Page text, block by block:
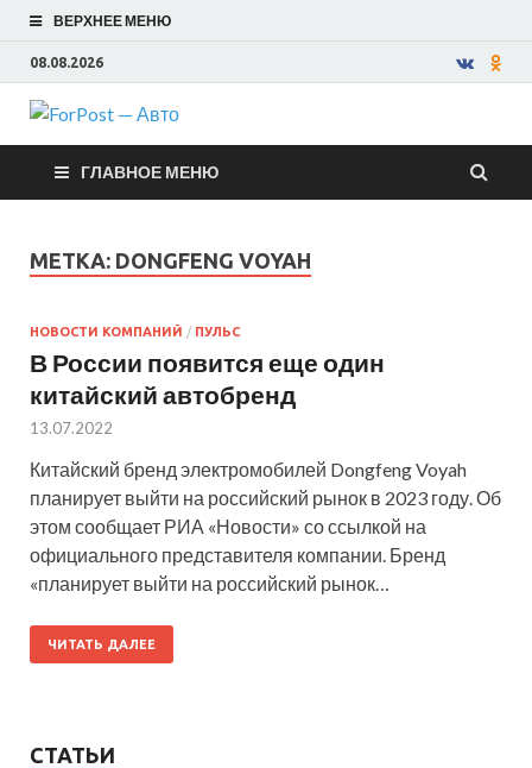
ВЕРХНЕЕ МЕНЮ
08.08.2026
ForPost —
Авто
ГЛАВНОЕ МЕНЮ
МЕТКА: DONGFENG VOYAH
НОВОСТИ КОМПАНИЙ / ПУЛЬС
В России появится еще один
китайский автобренд
13.07.2022
Китайский бренд электромобилей Dongfeng Voyah
планирует выйти на российский рынок в 2023 году. Об
этом сообщает РИА «Новости» со ссылкой на
официального представителя компании. Бренд
«планирует выйти на российский рынок…
ЧИТАТЬ ДАЛЕЕ
СТАТЬИ